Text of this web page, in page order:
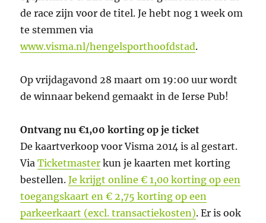
de race zijn voor de titel. Je hebt nog 1 week om
te stemmen via
www.visma.nl/hengelsporthoofdstad.
Op vrijdagavond 28 maart om 19:00 uur wordt
de winnaar bekend gemaakt in de Ierse Pub!
Ontvang nu €1,00 korting op je ticket
De kaartverkoop voor Visma 2014 is al gestart.
ViaTicketmaster kun je kaarten met korting
bestellen.Je krijgt online € 1,00 korting op een
toegangskaart en € 2,75 korting op een
parkeerkaart (excl. transactiekosten). Er is ook